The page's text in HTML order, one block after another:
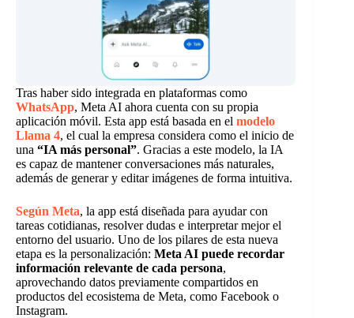
Tras haber sido integrada en plataformas como
WhatsApp, Meta AI ahora cuenta con su propia
aplicación móvil. Esta app está basada en el modelo
Llama 4, el cual la empresa considera como el inicio de
una “IA más personal”. Gracias a este modelo, la IA
es capaz de mantener conversaciones más naturales,
además de generar y editar imágenes de forma intuitiva.
Según Meta, la app está diseñada para ayudar con
tareas cotidianas, resolver dudas e interpretar mejor el
entorno del usuario. Uno de los pilares de esta nueva
etapa es la personalización: Meta AI puede recordar
información relevante de cada persona,
aprovechando datos previamente compartidos en
productos del ecosistema de Meta, como Facebook o
Instagram.